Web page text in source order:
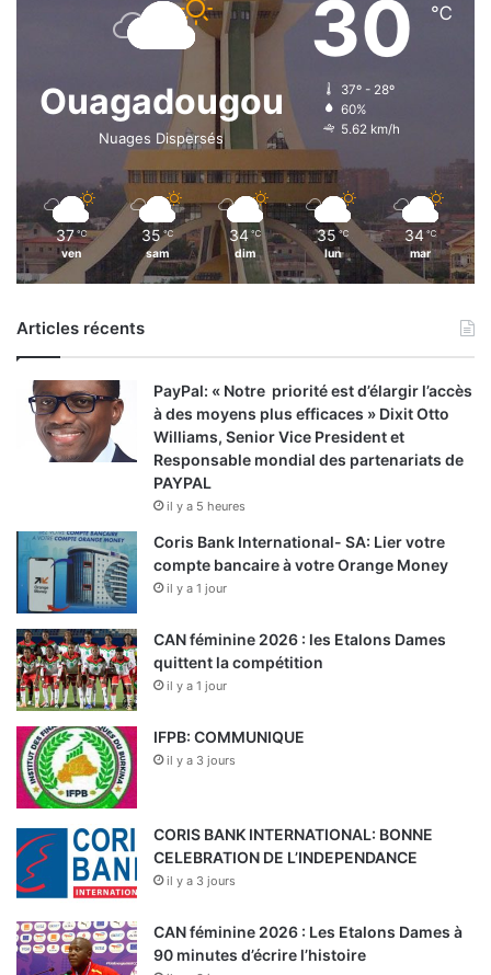
Ouagadougou
Nuages Dispersés
30 ℃
37º - 28º
60%
5.62 km/h
37 ℃
ven
35 ℃
sam
34 ℃
dim
35 ℃
lun
34 ℃
mar
Articles récents
PayPal: « Notre priorité est d’élargir l’accès
à des moyens plus efficaces » Dixit Otto
Williams, Senior Vice President et
Responsable mondial des partenariats de
PAYPAL
il y a 5 heures
Coris Bank International- SA: Lier votre
compte bancaire à votre Orange Money
il y a 1 jour
CAN féminine 2026 : les Etalons Dames
quittent la compétition
il y a 1 jour
IFPB: COMMUNIQUE
il y a 3 jours
CORIS BANK INTERNATIONAL: BONNE
CELEBRATION DE L’INDEPENDANCE
il y a 3 jours
CAN féminine 2026 : Les Etalons Dames à
90 minutes d’écrire l’histoire